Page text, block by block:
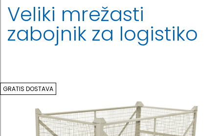
Veliki mrežasti
zabojnik za logistiko
GRATIS DOSTAVA